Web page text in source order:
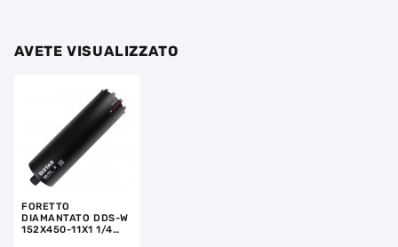
AVETE VISUALIZZATO
FORETTO
DIAMANTATO DDS-W
152X450-11X1 1/4